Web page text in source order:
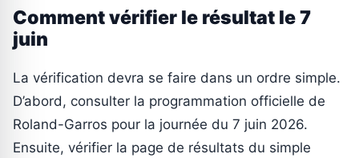
Comment vérifier le résultat le 7
juin
La vérification devra se faire dans un ordre simple.
D’abord, consulter la programmation officielle de
Roland-Garros pour la journée du 7 juin 2026.
Ensuite, vérifier la page de résultats du simple